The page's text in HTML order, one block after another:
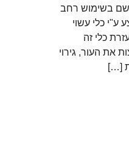
שם בשימוש רחב
ע"י כלי עשוי
כלי זה
את העור, גירוי
[…]